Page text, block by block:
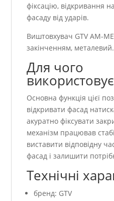
фіксацію, відкривання
фасаду від ударів.
Виштовхувач GTV AM-
закінченням, металевий.
Для чого
Основна функція цієї
відкривати фасад
акуратно фіксувати
механізм працював
виставити відповідну
фасад і залишити
Технічні
бренд: GTV